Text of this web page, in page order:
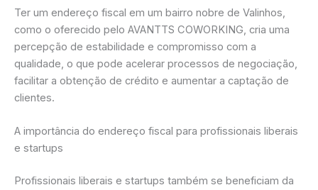
Ter um endereço fiscal em um bairro nobre de Valinhos,
como o oferecido pelo AVANTTS COWORKING, cria uma
percepção de estabilidade e compromisso com a
qualidade, o que pode acelerar processos de negociação,
facilitar a obtenção de crédito e aumentar a captação de
clientes.
A importância do endereço fiscal para profissionais liberais
e startups
Profissionais liberais e startups também se beneficiam da